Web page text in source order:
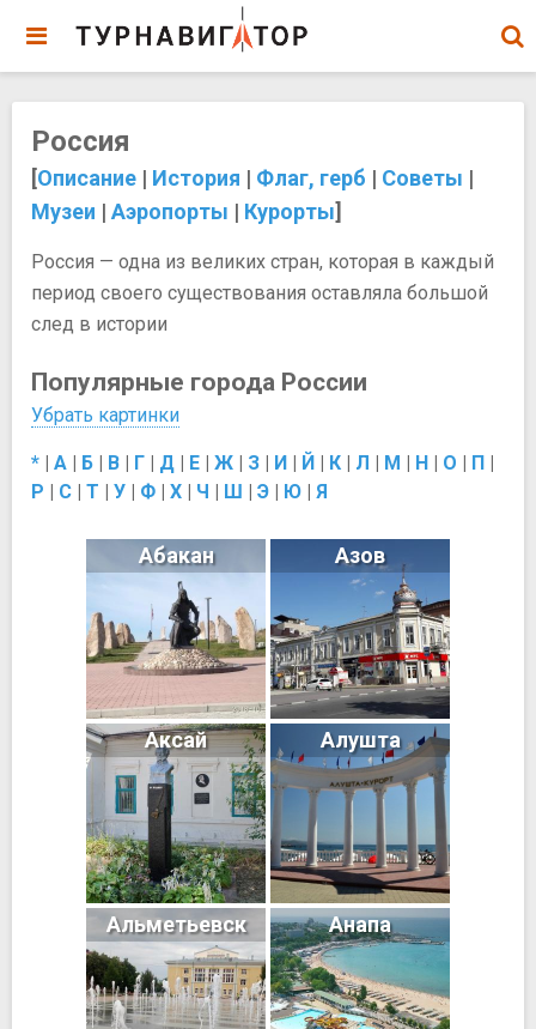
Россия
[Описание | История | Флаг, герб | Советы |
Музеи | Аэропорты | Курорты]
Россия — одна из великих стран, которая в каждый
период своего существования оставляла большой
след в истории
Популярные города России
Убрать картинки
* | А | Б | В | Г | Д | Е | Ж | З | И | Й | К | Л | М | Н | О | П |
Р | С | Т | У | Ф | Х | Ч | Ш | Э | Ю | Я
Абакан Азов
Аксай Алушта
Альметьевск Анапа